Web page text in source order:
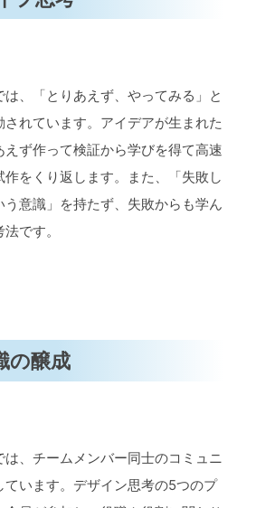
は、「とりあえず、やってみる」と
れています。アイデアが生まれた
えず作って検証から学びを得て高速
をくり返します。また、「失敗し
う意識」を持たず、失敗からも学ん
です。
の醸成
は、チームメンバー同士のコミュニ
ています。デザイン思考の5つのプ